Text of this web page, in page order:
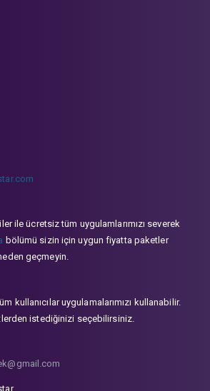
ile ücretsiz tüm uygulamlarımızı severek
bölümü sizin için uygun fiyatta paketler
geçmeyin.
kullanıcılar uygulamalarımızı kullanabilir.
istediğinizi seçebilirsiniz.